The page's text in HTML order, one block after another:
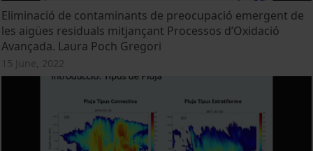
Eliminació de contaminants de preocupació emergent de
les aigües residuals mitjançant Processos d’Oxidació
Avançada. Laura Poch Gregori
15 June, 2022